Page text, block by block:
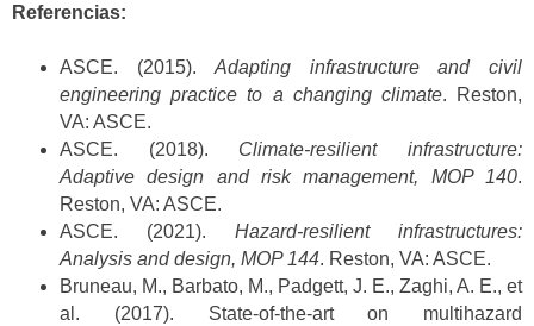
Referencias:
ASCE. (2015).Adapting infrastructure and civil
engineering practice to a changing climate. Reston,
VA: ASCE.
ASCE. (2018). Climate-resilient infrastructure:
Adaptive design and risk management, MOP 140.
Reston, VA: ASCE.
ASCE. (2021). Hazard-resilient infrastructures:
Analysis and design, MOP 144. Reston, VA: ASCE.
Bruneau, M., Barbato, M., Padgett, J. E., Zaghi, A. E., et
al. (2017). State-of-the-art on multihazard